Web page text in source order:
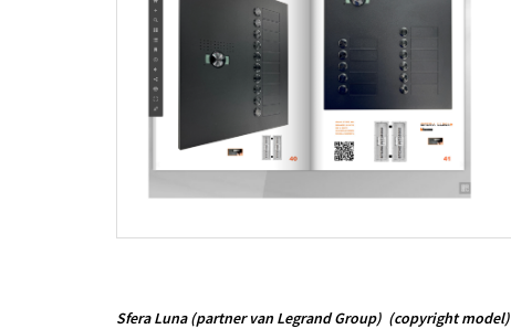
Sfera Luna(partner van Legrand Group) (copyright model)